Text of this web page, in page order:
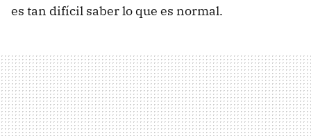
es tan difícil saber lo que es normal.